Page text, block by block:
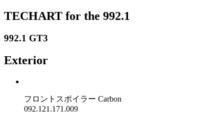
TECHART for the 992.1
992.1 GT3
Exterior
フロントスポイラー Carbon
092.121.171.009